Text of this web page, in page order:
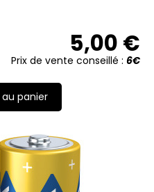
5,00 €
Prix de vente conseillé : 6€
panier